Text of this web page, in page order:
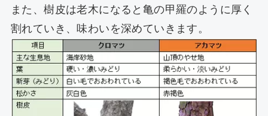
また、樹皮は老木になると亀の甲羅のように厚く
割れていき、味わいを深めていきます。